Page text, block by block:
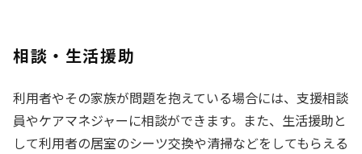
相談・生活援助
利用者やその家族が問題を抱えている場合には、支援相談
員やケアマネジャーに相談ができます。また、生活援助と
して利用者の居室のシーツ交換や清掃などをしてもらえる